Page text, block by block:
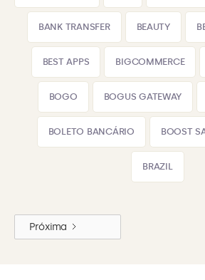
BANK TRANSFER BEAUTY
BEST APPS BIGCOMMERCE
BOGO BOGUS GATEWAY
BOLETO BANCÁRIO BOOST
BRAZIL
Próxima